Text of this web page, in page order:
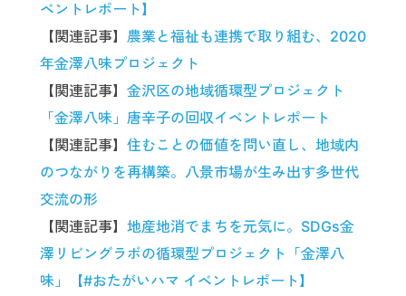
ベントレポート】
【関連記事】 農業と福祉も連携で取り組む、2020
年金澤八味プロジェクト
【関連記事】 金沢区の地域循環型プロジェクト
「金澤八味」唐辛子の回収イベントレポート
【関連記事】 住むことの価値を問い直し、地域内
のつながりを再構築。八景市場が生み出す多世代
交流の形
【関連記事】 地産地消でまちを元気に。SDGs金
澤リビングラボの循環型プロジェクト「金澤八
味」【#おたがいハマ イベントレポート】